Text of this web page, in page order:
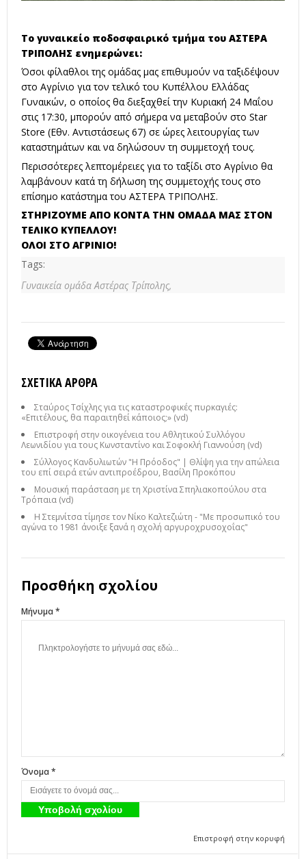
Το γυναικείο ποδοσφαιρικό τμήμα του ΑΣΤΕΡΑ
ΤΡΙΠΟΛΗΣ ενημερώνει:
Όσοι φίλαθλοι της ομάδας μας επιθυμούν να ταξιδέψουν
στο Αγρίνιο για τον τελικό του Κυπέλλου Ελλάδας
Γυναικών, ο οποίος θα διεξαχθεί την Κυριακή 24 Μαΐου
στις 17:30, μπορούν από σήμερα να μεταβούν στο Star
Store (Εθν. Αντιστάσεως 67) σε ώρες λειτουργίας των
καταστημάτων και να δηλώσουν τη συμμετοχή τους.
Περισσότερες λεπτομέρειες για το ταξίδι στο Αγρίνιο θα
λαμβάνουν κατά τη δήλωση της συμμετοχής τους στο
επίσημο κατάστημα του ΑΣΤΕΡΑ ΤΡΙΠΟΛΗΣ.
ΣΤΗΡΙΖΟΥΜΕ ΑΠΟ ΚΟΝΤΑ ΤΗΝ ΟΜΑΔΑ ΜΑΣ ΣΤΟΝ
ΤΕΛΙΚΟ ΚΥΠΕΛΛΟΥ!
ΟΛΟΙ ΣΤΟ ΑΓΡΙΝΙΟ!
Tags:
Γυναικεία ομάδα Αστέρας Τρίπολης,
ΣΧΕΤΙΚΆ ΆΡΘΡΑ
Σταύρος Τσίχλης για τις καταστροφικές πυρκαγιές:
«Επιτέλους, θα παραιτηθεί κάποιος;» (vd)
Επιστροφή στην οικογένεια του Αθλητικού Συλλόγου
Λεωνιδίου για τους Κωνσταντίνο και Σοφοκλή Γιαννούση (vd)
Σύλλογος Κανδυλιωτών "Η Πρόοδος" | Θλίψη για την απώλεια
του επί σειρά ετών αντιπροέδρου, Βασίλη Προκόπου
Μουσική παράσταση με τη Χριστίνα Σπηλιακοπούλου στα
Τρόπαια (vd)
Η Στεμνίτσα τίμησε τον Νίκο Καλτεζιώτη - "Με προσωπικό του
αγώνα το 1981 άνοιξε ξανά η σχολή αργυροχρυσοχοΐας"
Προσθήκη σχολίου
Μήνυμα *
Όνομα *
Επιστροφή στην κορυφή